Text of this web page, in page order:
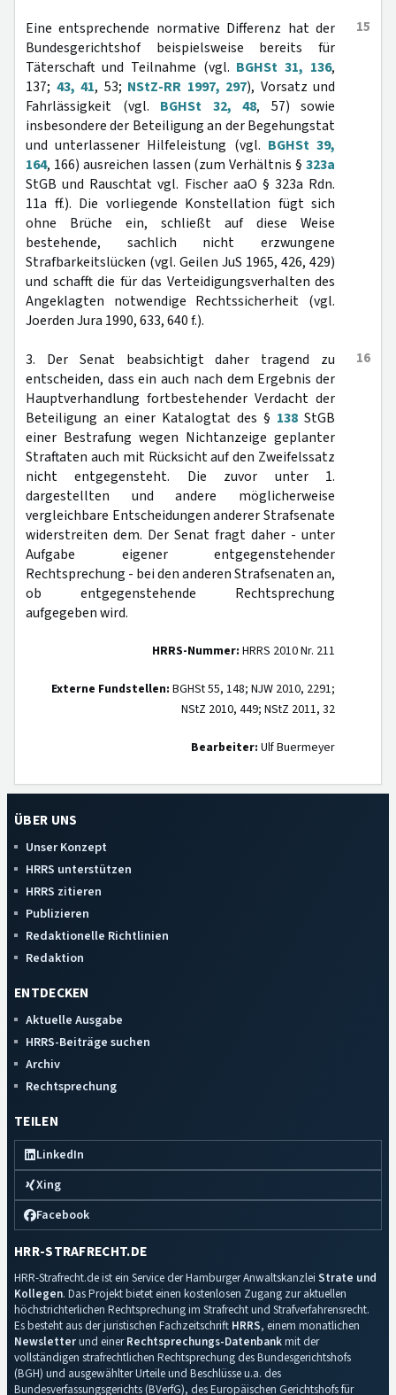
15
Eine entsprechende normative Differenz hat der
Bundesgerichtshof beispielsweise bereits für
Täterschaft und Teilnahme (vgl. BGHSt 31, 136,
137; 43, 41, 53; NStZ-RR 1997, 297), Vorsatz und
Fahrlässigkeit (vgl. BGHSt 32, 48, 57) sowie
insbesondere der Beteiligung an der Begehungstat
und unterlassener Hilfeleistung (vgl. BGHSt 39,
164, 166) ausreichen lassen (zum Verhältnis § 323a
StGB und Rauschtat vgl. Fischer aaO § 323a Rdn.
11a ff.). Die vorliegende Konstellation fügt sich
ohne Brüche ein, schließt auf diese Weise
bestehende, sachlich nicht erzwungene
Strafbarkeitslücken (vgl. Geilen JuS 1965, 426, 429)
und schafft die für das Verteidigungsverhalten des
Angeklagten notwendige Rechtssicherheit (vgl.
Joerden Jura 1990, 633, 640 f.).
16
3. Der Senat beabsichtigt daher tragend zu
entscheiden, dass ein auch nach dem Ergebnis der
Hauptverhandlung fortbestehender Verdacht der
Beteiligung an einer Katalogtat des § 138 StGB
einer Bestrafung wegen Nichtanzeige geplanter
Straftaten auch mit Rücksicht auf den Zweifelssatz
nicht entgegensteht. Die zuvor unter 1.
dargestellten und andere möglicherweise
vergleichbare Entscheidungen anderer Strafsenate
widerstreiten dem. Der Senat fragt daher - unter
Aufgabe eigener entgegenstehender
Rechtsprechung - bei den anderen Strafsenaten an,
ob entgegenstehende Rechtsprechung
aufgegeben wird.
HRRS-Nummer: HRRS 2010 Nr. 211
Externe Fundstellen: BGHSt 55, 148; NJW 2010, 2291;
NStZ 2010, 449; NStZ 2011, 32
Bearbeiter: Ulf Buermeyer
ÜBER UNS
Unser Konzept
HRRS unterstützen
HRRS zitieren
Publizieren
Redaktionelle Richtlinien
Redaktion
ENTDECKEN
Aktuelle Ausgabe
HRRS-Beiträge suchen
Archiv
Rechtsprechung
TEILEN
LinkedIn
Xing
Facebook
HRR-STRAFRECHT.DE
HRR-Strafrecht.de ist ein Service der Hamburger Anwaltskanzlei Strate und
Kollegen. Das Projekt bietet einen kostenlosen Zugang zur aktuellen
höchstrichterlichen Rechtsprechung im Strafrecht und Strafverfahrensrecht.
Es besteht aus der juristischen Fachzeitschrift HRRS, einem monatlichen
Newsletterund einerRechtsprechungs-Datenbankmit der
vollständigen strafrechtlichen Rechtsprechung des Bundesgerichtshofs
(BGH) und ausgewählter Urteile und Beschlüsse u.a. des
Bundesverfassungsgerichts (BVerfG), des Europäischen Gerichtshofs für